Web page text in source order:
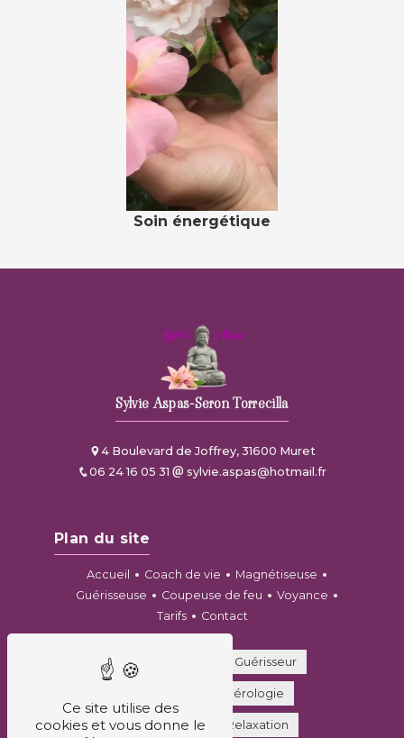
Soin énergétique
Sylvie Aspas-Seron Torrecilla
4 Boulevard de Joffrey, 31600 Muret
06 24 16 05 31
sylvie.aspas@hotmail.fr
Plan du site
Accueil Coach de vie
Magnétiseuse
Guérisseuse
Coupeuse de feu
Voyance
Tarifs
Contact
Coupeur de feu Guérisseur
Numérologie
Coach de vie Relaxation
Ce site utilise des
cookies et vous donne le